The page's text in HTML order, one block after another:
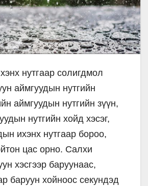
нутгаар солигдмол
аймгуудын нутгийн
аймгуудын нутгийн зүүн,
нутгийн хойд хэсэг,
ихэнх нутгаар бороо,
цас орно. Салхи
хэсгээр баруунаас,
баруун хойноос секундэд